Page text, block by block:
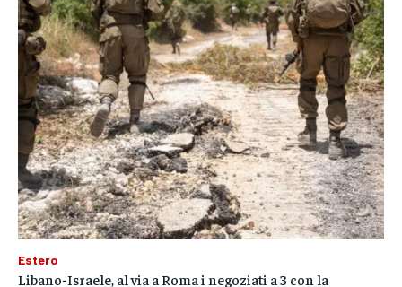
Estero
Libano-Israele, al via a Roma i negoziati a 3 con la